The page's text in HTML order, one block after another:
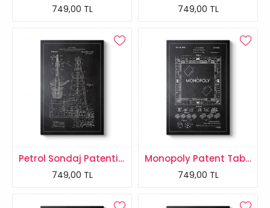
749,00 TL 749,00 TL
Petrol Sondaj Patenti Tablosu
749,00 TL
Monopoly Patent Tablosu
749,00 TL